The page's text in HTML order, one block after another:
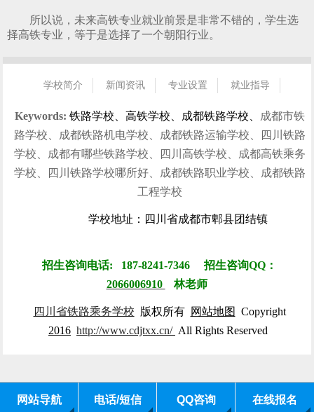
所以说，未来高铁专业就业前景是非常不错的，学生选
择高铁专业，等于是选择了一个朝阳行业。
学校简介 新闻资讯 专业设置
就业指导
联系我们
Keywords: 铁路学校、高铁学校、成都铁路学校、 成都市铁
路学校、成都铁路机电学校、成都铁路运输学校、四川铁路
学校、成都有哪些铁路学校、四川高铁学校、成都高铁乘务
学校、四川铁路学校哪所好、成都铁路职业学校、成都铁路
工程学校
学校地址：四川省成都市郫县团结镇
招生咨询电话: 187-8241-7346 招生咨询QQ：
2066006910
林老师
四川省铁路乘务学校 版权所有 网站地图 Copyright
2016 http://www.cdjtxx.cn/ All Rights Reserved
网站导航 电话/短信 QQ咨询 在线报名